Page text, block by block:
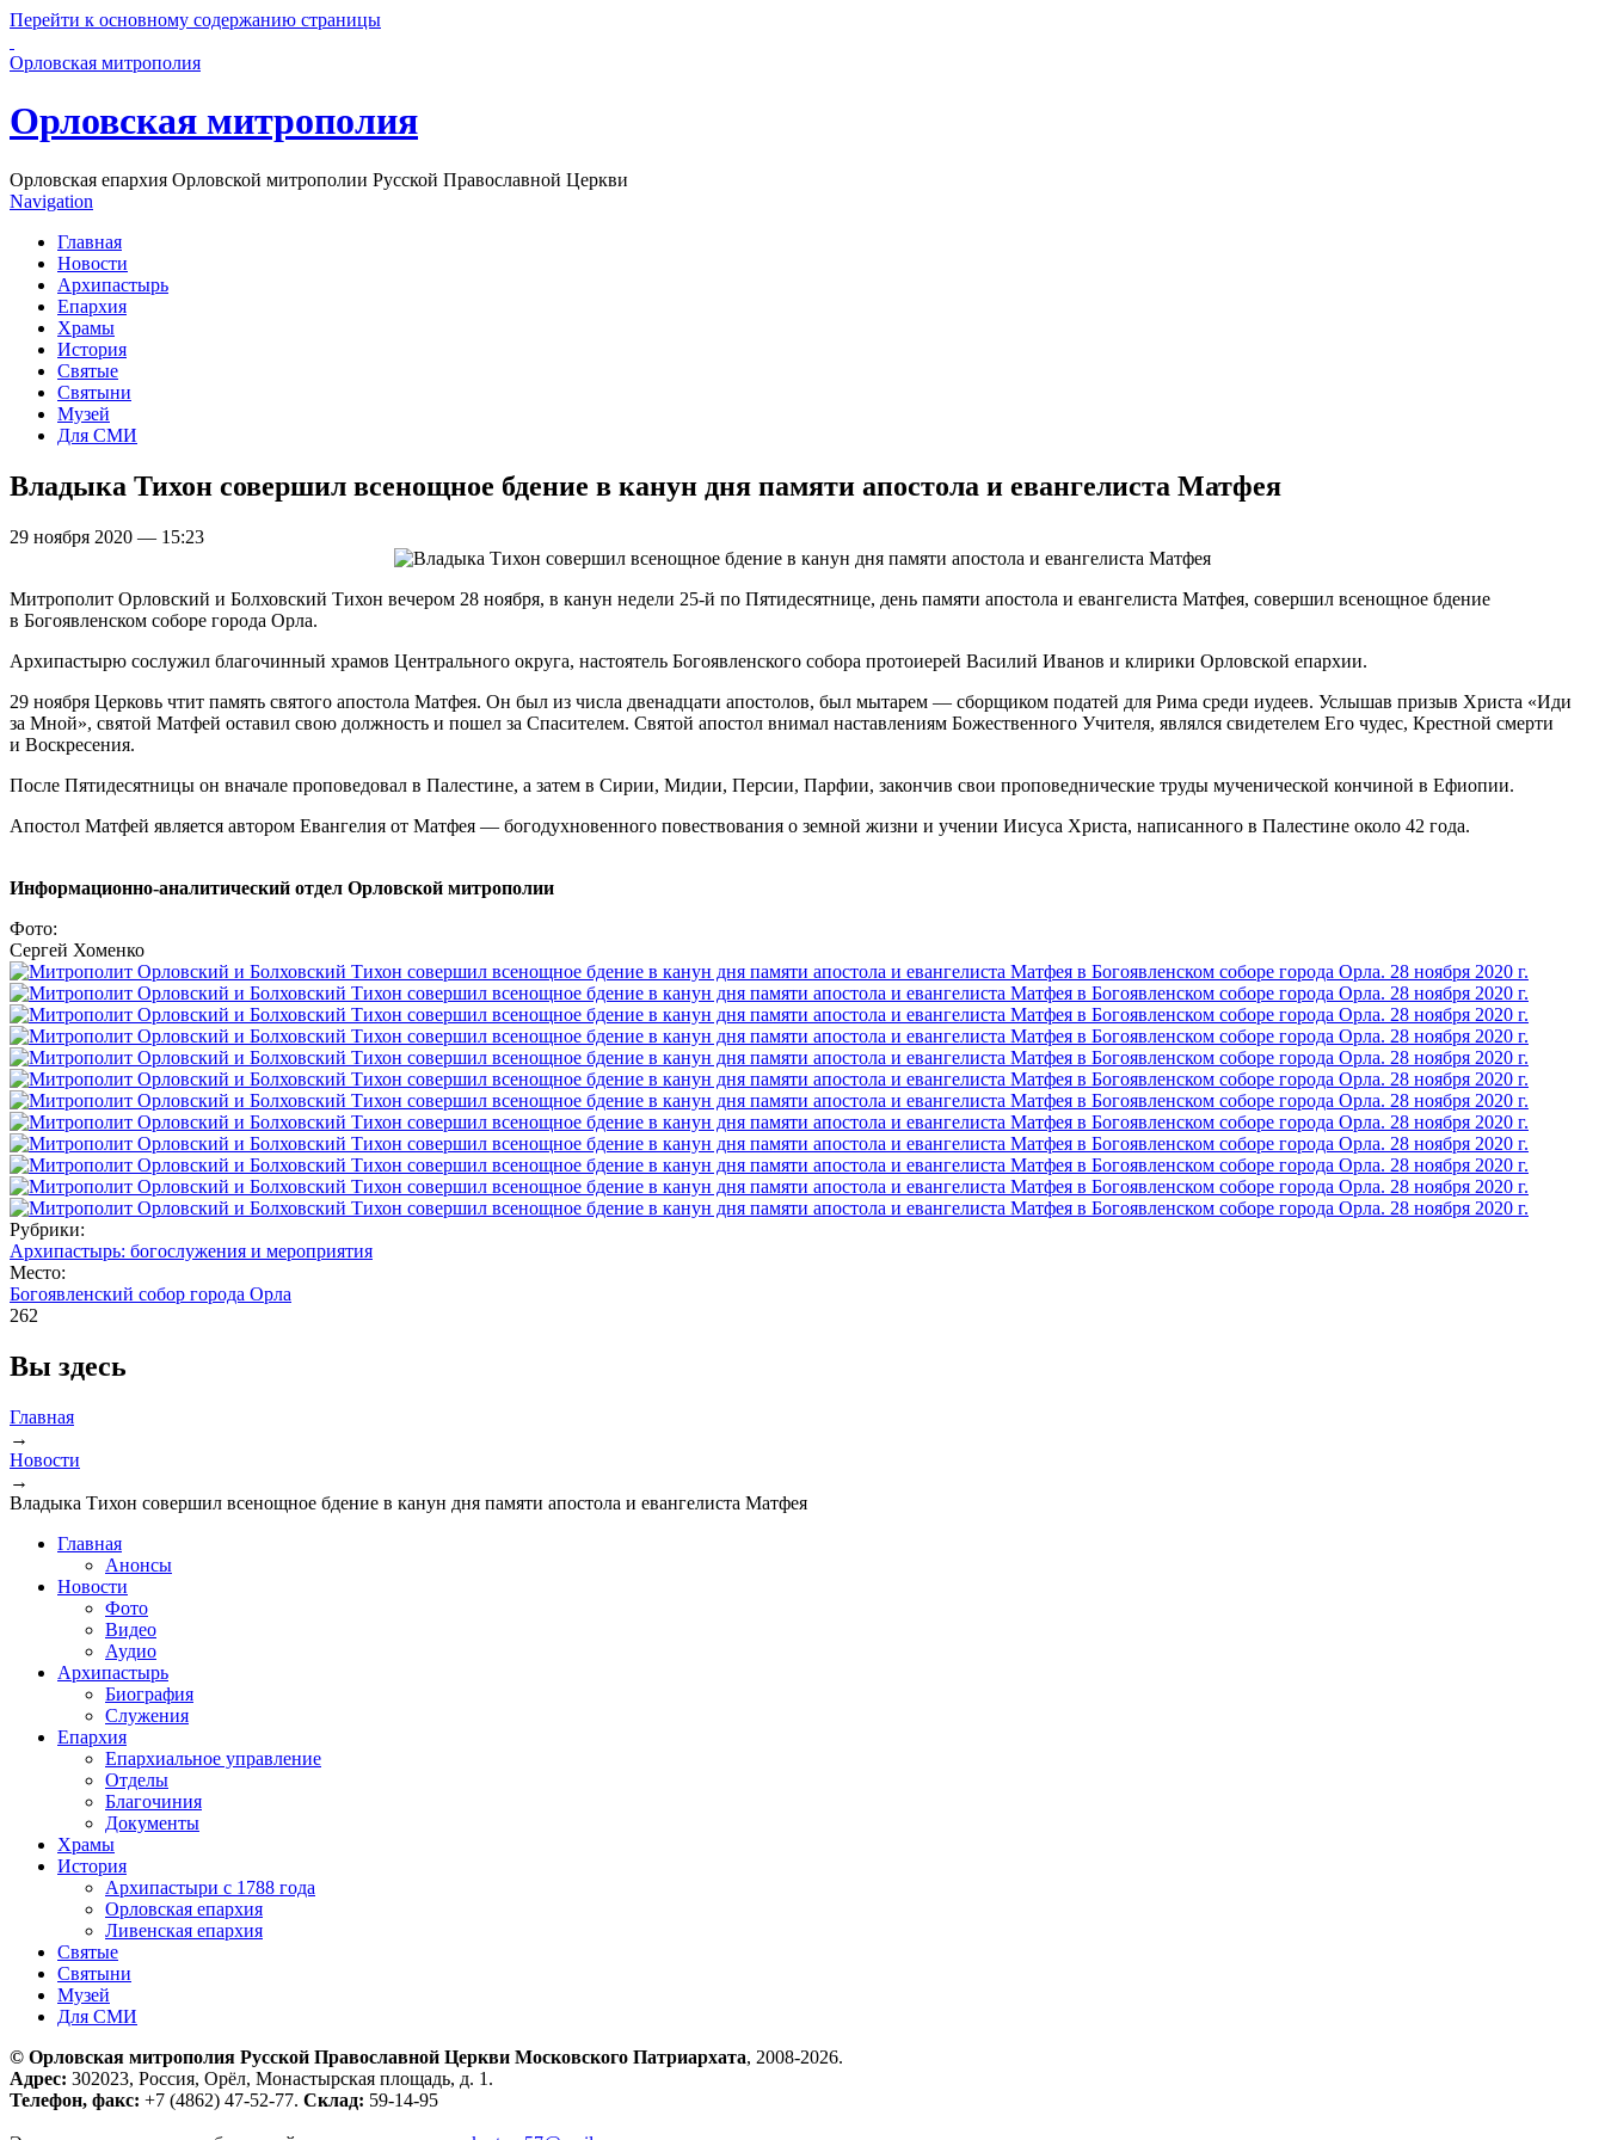
Перейти к основному содержанию страницы
Орловская митрополия
Орловская митрополия
Орловская епархия Орловской митрополии Русской Православной Церкви
Navigation
Главная
Новости
Архипастырь
Епархия
Храмы
История
Святые
Святыни
Музей
Для СМИ
Владыка Тихон совершил всенощное бдение в канун дня памяти апостола и евангелиста Матфея
29 ноября 2020 — 15:23
Митрополит Орловский и Болховский Тихон вечером 28 ноября, в канун недели 25-й по Пятидесятнице, день памяти апостола и евангелиста Матфея, совершил всенощное бдение
в Богоявленском соборе города Орла.
Архипастырю сослужил благочинный храмов Центрального округа, настоятель Богоявленского собора протоиерей Василий Иванов и клирики Орловской епархии.
29 ноября Церковь чтит память святого апостола Матфея. Он был из числа двенадцати апостолов, был мытарем — сборщиком податей для Рима среди иудеев. Услышав призыв Христа «Иди
за Мной», святой Матфей оставил свою должность и пошел за Спасителем. Святой апостол внимал наставлениям Божественного Учителя, являлся свидетелем Его чудес, Крестной смерти
и Воскресения.
После Пятидесятницы он вначале проповедовал в Палестине, а затем в Сирии, Мидии, Персии, Парфии, закончив свои проповеднические труды мученической кончиной в Ефиопии.
Апостол Матфей является автором Евангелия от Матфея — богодухновенного повествования о земной жизни и учении Иисуса Христа, написанного в Палестине около 42 года.
Информационно-аналитический отдел Орловской митрополии
Фото:
Сергей Хоменко
Рубрики:
Архипастырь: богослужения и мероприятия
Место:
Богоявленский собор города Орла
262
Вы здесь
Главная
→
Новости
→
Владыка Тихон совершил всенощное бдение в канун дня памяти апостола и евангелиста Матфея
Главная
Анонсы
Новости
Фото
Видео
Аудио
Архипастырь
Биография
Служения
Епархия
Епархиальное управление
Отделы
Благочиния
Документы
Храмы
История
Архипастыри с 1788 года
Орловская епархия
Ливенская епархия
Святые
Святыни
Музей
Для СМИ
© Орловская митрополия Русской Православной Церкви Московского Патриархата, 2008-2026.
Адрес: 302023, Россия, Орёл, Монастырская площадь, д. 1.
Телефон, факс: +7 (4862) 47-52-77. Склад: 59-14-95